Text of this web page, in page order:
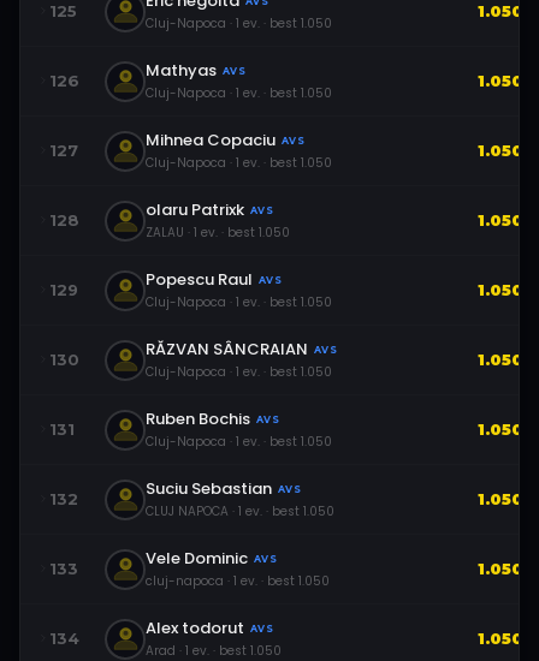
125
Cluj-Napoca · 1 ev. · best 1.050
1.050
126 Mathyas AVS
Cluj-Napoca · 1 ev. · best 1.050
1.050
127 Mihnea Copaciu AVS
Cluj-Napoca · 1 ev. · best 1.050
1.050
128 olaru Patrixk AVS
ZALAU · 1 ev. · best 1.050
1.050
129 Popescu Raul AVS
Cluj-Napoca · 1 ev. · best 1.050
1.050
130 RĂZVAN SÂNCRAIAN AVS
Cluj-Napoca · 1 ev. · best 1.050
1.050
131 Ruben Bochis AVS
Cluj-Napoca · 1 ev. · best 1.050
1.050
132 Suciu Sebastian AVS
CLUJ NAPOCA · 1 ev. · best 1.050
1.050
133 Vele Dominic AVS
cluj-napoca · 1 ev. · best 1.050
1.050
134 Alex todorut AVS
Arad · 1 ev. · best 1.050
1.050